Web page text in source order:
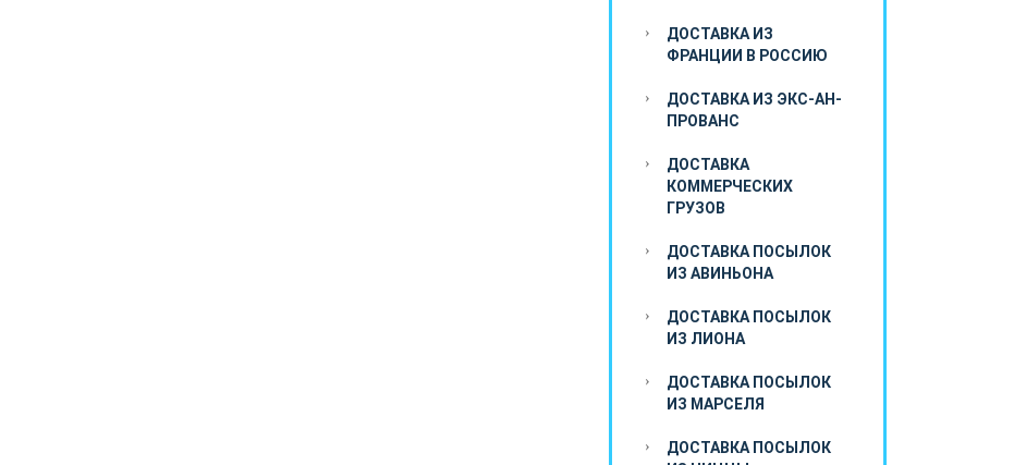
ДОСТАВКА ИЗ
ФРАНЦИИ В РОССИЮ
ДОСТАВКА ИЗ ЭКС-АН-
ПРОВАНС
ДОСТАВКА
КОММЕРЧЕСКИХ
ГРУЗОВ
ДОСТАВКА ПОСЫЛОК
ИЗ АВИНЬОНА
ДОСТАВКА ПОСЫЛОК
ИЗ ЛИОНА
ДОСТАВКА ПОСЫЛОК
ИЗ МАРСЕЛЯ
ДОСТАВКА ПОСЫЛОК